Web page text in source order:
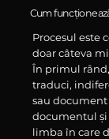
Cum
Procesul este
doar câteva
În primul
traduci,
sau
documentul și
limba în care